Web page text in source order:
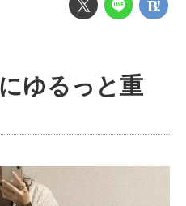
ゆるっと重